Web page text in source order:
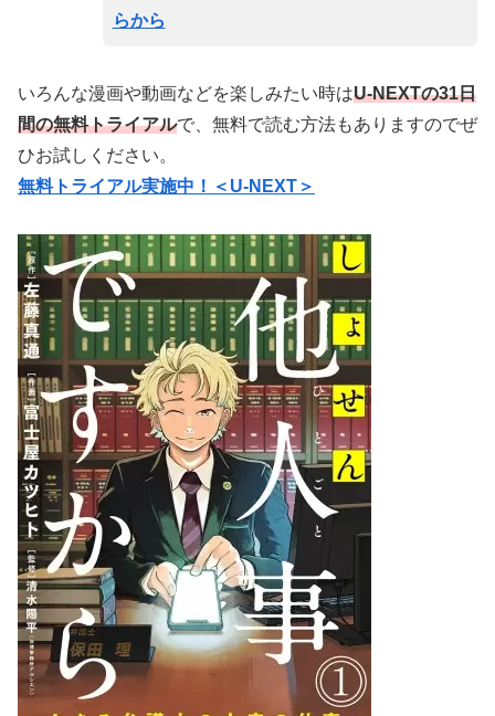
らから
いろんな漫画や動画などを楽しみたい時はU-NEXTの31日
間の無料トライアルで、無料で読む方法もありますのでぜ
ひお試しください。
無料トライアル実施中！＜U-NEXT＞